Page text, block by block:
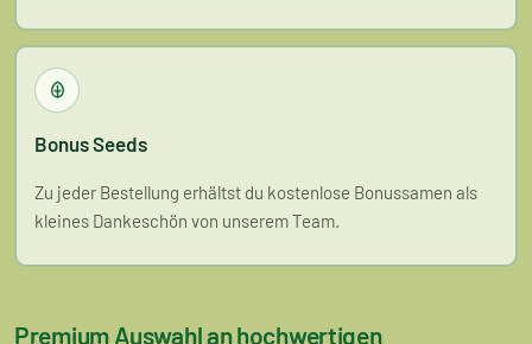
Bonus Seeds
Zu jeder Bestellung erhältst du kostenlose Bonussamen als
kleines Dankeschön von unserem Team.
Premium Auswahl an hochwertigen